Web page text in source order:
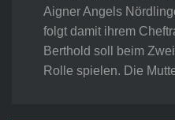
Aigner Angels
folgt damit ihrem
Berthold soll beim
Rolle spielen. Die